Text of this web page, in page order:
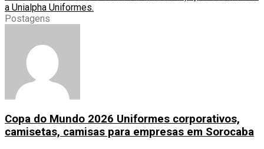
Postagens
Copa do Mundo 2026 Uniformes corporativos,
camisetas, camisas para empresas em Sorocaba